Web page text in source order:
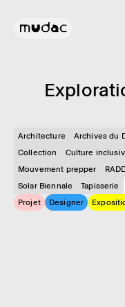
Architecture Archives du
Collection
Culture
Mouvement prepper
Solar Biennale
Tapisserie
Projet
Designer